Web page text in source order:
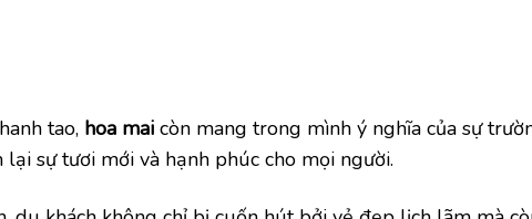
tao, hoa mai còn mang trong mình ý nghĩa của sự
sự tươi mới và hạnh phúc cho mọi người.